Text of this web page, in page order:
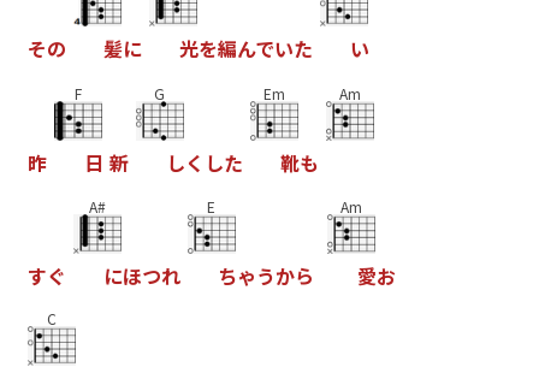
その 髪に 光を編んていた い
昨
F
日 新
G
しく した
Em
靴も
Am
すく
A#
にほつれ
E
ちゃうから
Am
愛お
C